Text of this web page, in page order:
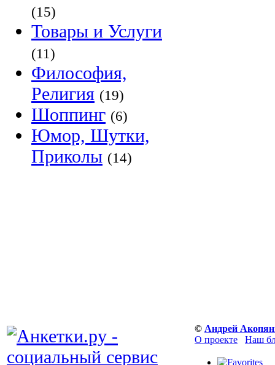
(15)
Товары и Услуги
(11)
Философия,
Религия (19)
Шоппинг (6)
Юмор, Шутки,
Приколы (14)
© Андрей
О проекте
Наш